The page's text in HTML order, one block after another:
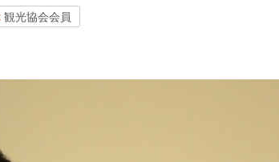
観光協会会員